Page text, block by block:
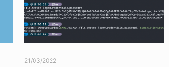
21/03/2022